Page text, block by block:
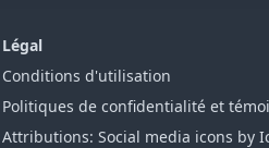
Légal
Conditions d'utilisation
Politiques de confidentialité et
Attributions: Social media icons by